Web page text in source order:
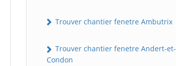
Trouver chantier fenetre Ambutrix
Trouver chantier fenetre Andert-et-
Condon